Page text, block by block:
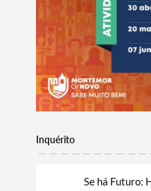
Categorias gerais
Filtros
Inquérito
Se há Futuro: